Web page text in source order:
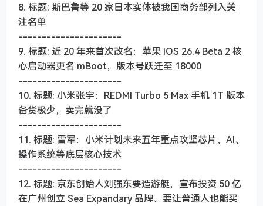
8. 标题: 斯巴鲁等 20 家日本实体被我国商务部列入关
注名单
----------------------
9. 标题: 近 20 年来首次改名：苹果 iOS 26.4 Beta 2 核
心启动器更名 mBoot，版本号跃迁至 18000
----------------------
10. 标题: 小米张宇：REDMI Turbo 5 Max 手机 1T 版本
备货极少，卖完就没了
----------------------
11. 标题: 雷军：小米计划未来五年重点攻坚芯片、AI、
操作系统等底层核心技术
----------------------
12. 标题: 京东创始人刘强东要造游艇，宣布投资 50 亿
在广州创立 Sea Expandary 品牌、要让普通人也能买